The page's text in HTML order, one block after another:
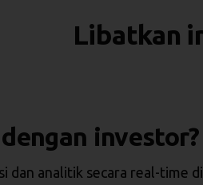
Libatkan
dan analitik secara real-time